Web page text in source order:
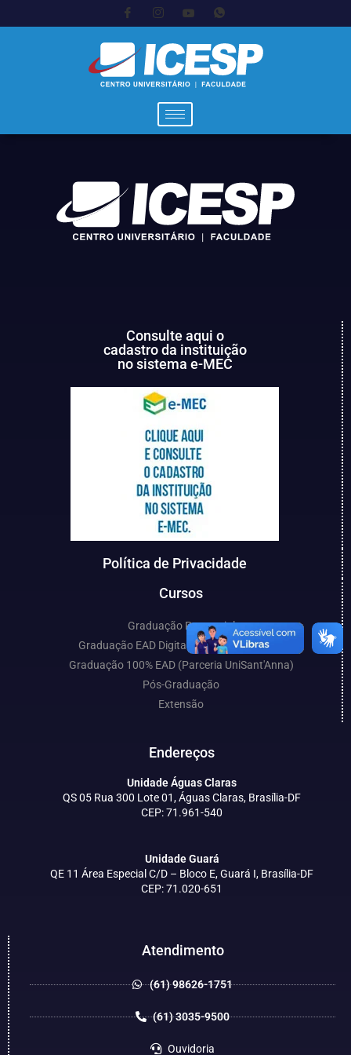
Consulte aqui o
cadastro da instituição
no sistema e-MEC
Política de Privacidade
Cursos
Graduação Presencial
Graduação EAD Digital (Parceria UniCESP)
Graduação 100% EAD (Parceria UniSant'Anna)
Pós-Graduação
Extensão
Endereços
Unidade Águas Claras
QS 05 Rua 300 Lote 01, Águas Claras, Brasília-DF
CEP: 71.961-540
Unidade Guará
QE 11 Área Especial C/D – Bloco E, Guará I, Brasília-DF
CEP: 71.020-651
Atendimento
(61) 98626-1751
(61) 3035-9500
Ouvidoria